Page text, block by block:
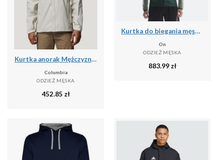
Kurtka anorak Mężczyzna COLUMBIA Watertight™ II Jacket
Columbia
ODZIEŻ MĘSKA
452.85 zł
Kurtka do biegania męska On Weather
On
ODZIEŻ MĘSKA
883.99 zł